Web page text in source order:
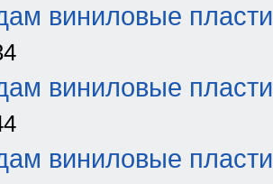
виниловые
виниловые
виниловые